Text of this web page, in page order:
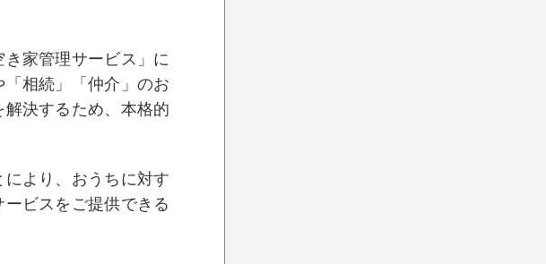
家管理サービス」に
相続」「仲介」のお
決するため、本格的
より、おうちに対す
ビスをご提供できる